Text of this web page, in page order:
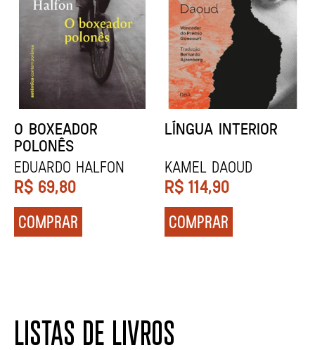
DENTES BRANCOS
Zadie Smith
R$ 129,90
COMPRAR
UCRÂNIA
Andrei Kurkov
R$ 139,90
COMPRAR
LISTAS DE LIVROS